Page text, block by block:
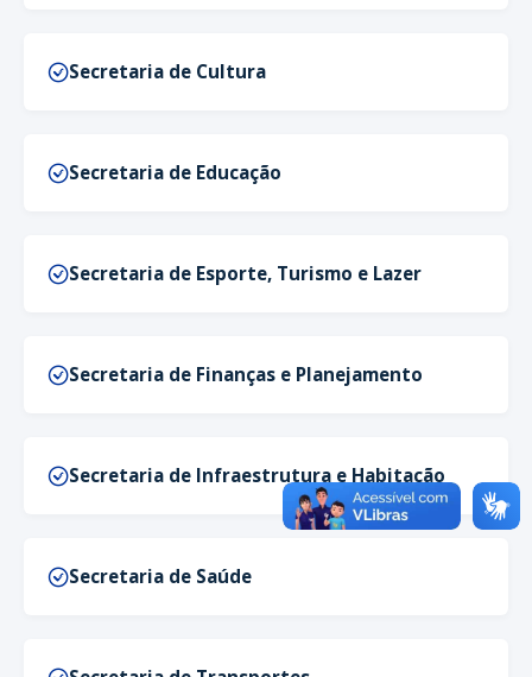
Secretaria de Cultura
Secretaria de Educação
Secretaria de Esporte, Turismo e Lazer
Secretaria de Finanças e Planejamento
Secretaria de Infraestrutura e Habitação
Secretaria de Saúde